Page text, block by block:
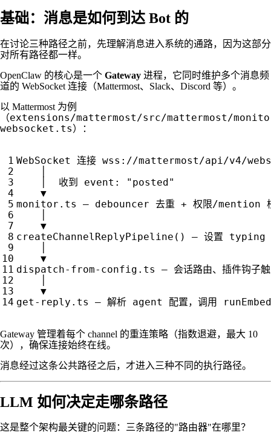
基础：消息是如何到达 Bot 的
在讨论三种路径之前，先理解消息进入系统的通路，因为这部分
对所有路径都一样。
OpenClaw 的核心是一个 Gateway 进程，它同时维护多个消息频
道的 WebSocket 连接（Mattermost、Slack、Discord 等）。
以 Mattermost 为例
（extensions/mattermost/src/mattermost/
websocket.ts）：
Gateway 管理着每个 channel 的重连策略（指数退避，最大 10
次），确保连接始终在线。
消息经过这条公共路径之后，才进入三种不同的执行路径。
LLM 如何决定走哪条路径
这是整个架构最关键的问题：三条路径的"路由器"在哪里？